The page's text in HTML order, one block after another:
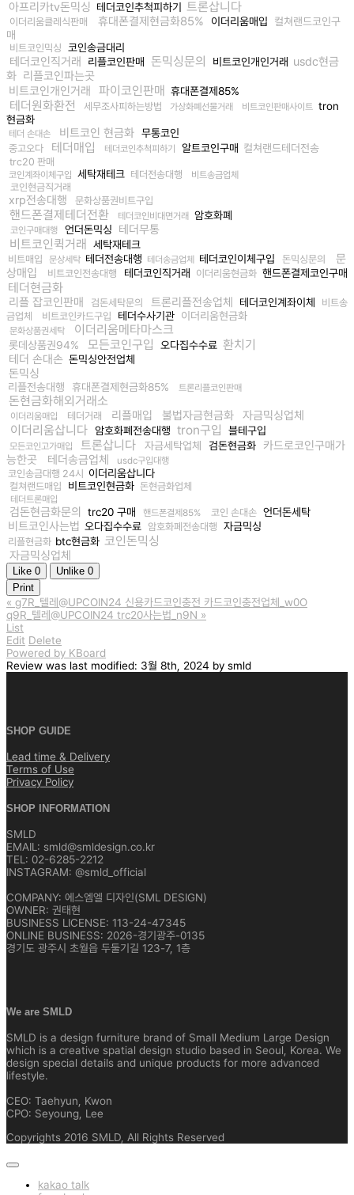
아프리카tv돈믹싱
테더코인추척피하기 트론삽니다
이더리움클레식판매 휴대폰결제현금화85% 이더리움매입
컬쳐랜드코인구
매
비트코인믹싱 코인송금대리
테더코인직거래 리플코인판매 돈믹싱문의 비트코인개인거래 usdc현금
화 리플코인파는곳
비트코인개인거래
파이코인판매 휴대폰결제85%
테더원화환전 세무조사피하는방법 가상화폐선물거래 비트코인판매사이트 tron
현금화
테더 손대손 비트코인 현금화 무통코인
중고오다 테더매입 테더코인추척피하기 알트코인구매 컬쳐랜드테더전송
trc20 판매
코인계좌이체구입 세탁재테크 테더전송대행 비트송금업체
코인현금직거래
xrp전송대행 문화상품권비트구입
핸드폰결제테더전환 테더코인비대면거래 암호화폐
코인구매대행 언더돈믹싱 테더무통
비트코인퀵거래 세탁재테크
비트매입 문상세탁 테더전송대행 테더송금업체 테더코인이체구입 돈믹싱문의
문
상매입
비트코인전송대행 테더코인직거래 이더리움현금화 핸드폰결제코인구매
테더현금화
리플 잡코인판매 검돈세탁문의 트론리플전송업체 테더코인계좌이체
비트송
금업체
비트코인카드구입 테더수사기관 이더리움현금화
문화상품권세탁 이더리움메타마스크
롯데상품권94% 모든코인구입 오다집수수료 환치기
테더 손대손 돈믹싱안전업체
돈믹싱
리플전송대행 휴대폰결제현금화85% 트론리플코인판매
돈현금화해외거래소
이더리움매입 테더거래 리플매입 불법자금현금화 자금믹싱업체
이더리움삽니다 암호화폐전송대행 tron구입 블테구입
모든코인고가매입 트론삽니다 자금세탁업체 검돈현금화
카드로코인구매가
능한곳
테더송금업체 usdc구입대행
코인송금대행 24시 이더리움삽니다
컬쳐랜드매입 비트코인현금화 돈현금화업체
테더트론매입
검돈현금화문의 trc20 구매 핸드폰결제85% 코인 손대손 언더돈세탁
비트코인사는법 오다집수수료 암호화폐전송대행 자금믹싱
리플현금화 btc현금화 코인돈믹싱
자금믹싱업체
Like 0 Unlike 0
Print
« g7R_텔레@UPCOIN24 신용카드코인충전 카드코인충전업체_w0O
q9R_텔레@UPCOIN24 trc20사는법_n9N »
List
Edit Delete
Powered by KBoard
Review was last modified: 3월 8th, 2024 by smld
SHOP GUIDE
Lead time & Delivery
Terms of Use
Privacy Policy
SHOP INFORMATION
SMLD
EMAIL: smld@smldesign.co.kr
TEL: 02-6285-2212
INSTAGRAM: @smld_official
COMPANY: 에스엠엘 디자인(SML DESIGN)
OWNER: 권태현
BUSINESS LICENSE: 113-24-47345
ONLINE BUSINESS: 2026-경기광주-0135
경기도 광주시 초월읍 두둘기길 123-7, 1층
We are SMLD
SMLD is a design furniture brand of Small Medium Large Design
which is a creative spatial design studio based in Seoul, Korea. We
design special details and unique products for more advanced
lifestyle.
CEO: Taehyun, Kwon
CPO: Seyoung, Lee
Copyrights 2016 SMLD, All Rights Reserved
kakao talk